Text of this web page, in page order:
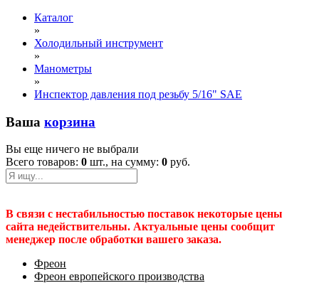
Каталог
»
Холодильный инструмент
»
Манометры
»
Инспектор давления под резьбу 5/16" SAE
Ваша корзина
Вы еще ничего не выбрали
Всего товаров: 0 шт., на сумму: 0 руб.
В связи с нестабильностью поставок некоторые цены
сайта недействительны. Актуальные цены сообщит
менеджер после обработки вашего заказа.
Фреон
Фреон европейского производства